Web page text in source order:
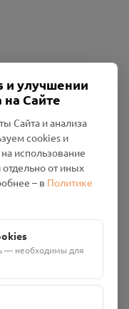
«Смоленский
область, р-н
26А, пом. 18
в АО "АЛЬФА-БАНК"
и улучшении
на Сайте
Сайта и анализа
cookies и
использование
от иных
– в Политике
— необходимы для